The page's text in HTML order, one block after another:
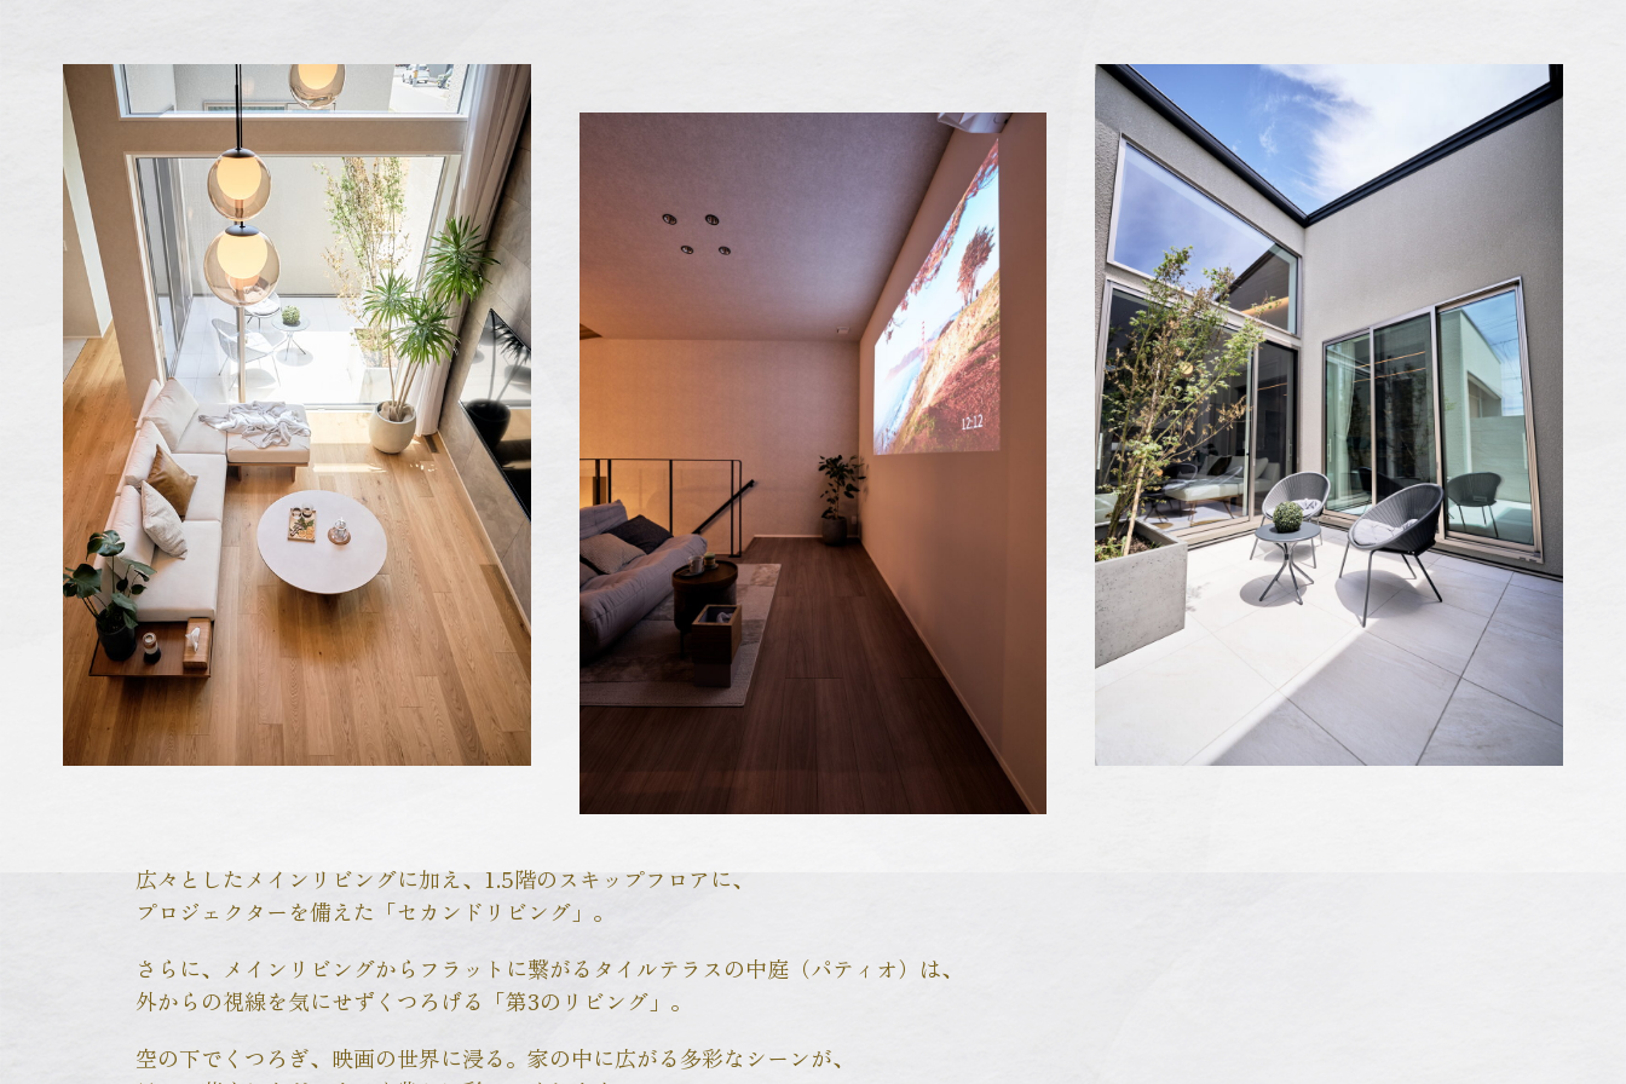
広々としたメインリビングに加え、1.5階のスキップフロアに、
プロジェクターを備えた「セカンドリビング」。
さらに、メインリビングからフラットに繋がるタイルテラスの中庭（パティオ）は、
外からの視線を気にせずくつろげる「第3のリビング」。
空の下でくつろぎ、映画の世界に浸る。家の中に広がる多彩なシーンが、